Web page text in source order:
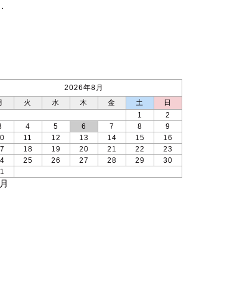
2026年8月
火 水 木 金 土
日
1
2
4 5 6 7 8
9
11 12 13 14 15
16
18 19 20 21 22
23
25 26 27 28 29
30